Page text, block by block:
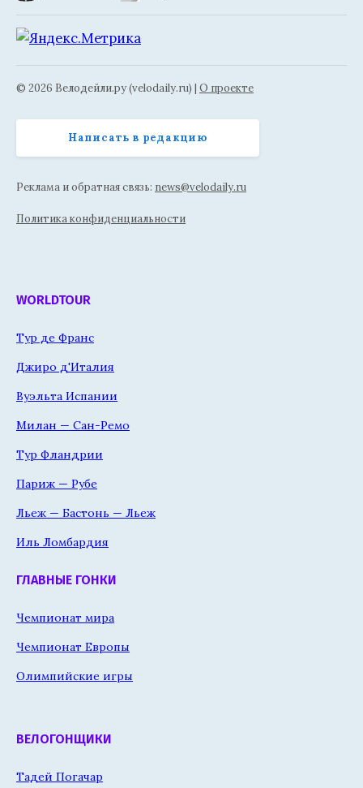
© 2026 Велодейли.ру (velodaily.ru) | О проекте
Написать в редакцию
Реклама и обратная связь: news@velodaily.ru
Политика конфиденциальности
WORLDTOUR
Тур де Франс
Джиро д'Италия
Вуэльта Испании
Милан — Сан-Ремо
Тур Фландрии
Париж — Рубе
Льеж — Бастонь — Льеж
Иль Ломбардия
ГЛАВНЫЕ ГОНКИ
Чемпионат мира
Чемпионат Европы
Олимпийские игры
ВЕЛОГОНЩИКИ
Тадей Погачар